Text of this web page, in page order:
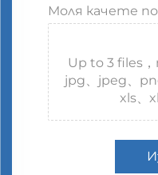
Моля качете
Up to 3 files
jpg、jpeg、
xls、